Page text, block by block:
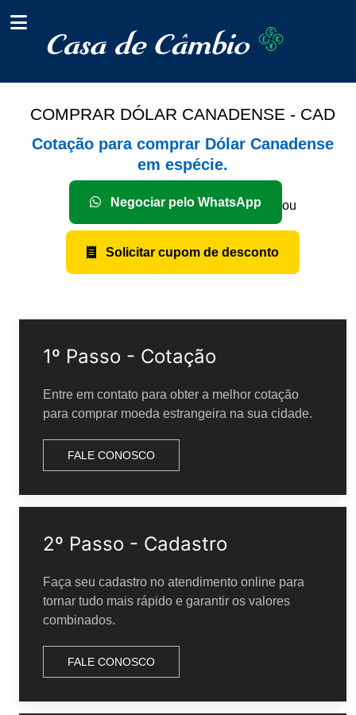
COMPRAR DÓLAR CANADENSE - CAD
Cotação para comprar Dólar Canadense
em espécie.
Negociar pelo WhatsApp ou
Solicitar cupom de desconto
1º Passo - Cotação
Entre em contato para obter a melhor cotação
para comprar moeda estrangeira na sua cidade.
FALE CONOSCO
2º Passo - Cadastro
Faça seu cadastro no atendimento online para
tornar tudo mais rápido e garantir os valores
combinados.
FALE CONOSCO